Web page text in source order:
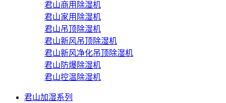
君山商用除湿机
君山家用除湿机
君山吊顶除湿机
君山新风吊顶除湿机
君山新风净化吊顶除湿机
君山防爆除湿机
君山控温除湿机
君山加湿系列